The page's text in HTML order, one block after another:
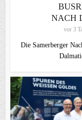
NACH
vor 3
Die Samerberger